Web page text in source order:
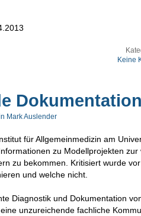
Keine
Mark Auslender
für Allgemeinmedizin am
zu Modellprojekten
zu bekommen. Kritisiert wurde
und welche nicht.
Diagnostik und Dokumentation
unzureichende fachliche